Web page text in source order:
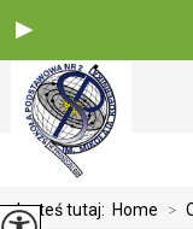
Jesteś tutaj: Home >